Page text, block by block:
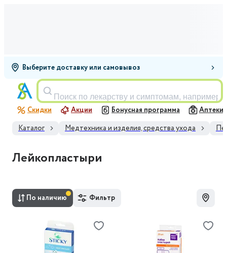
Выберите доставку или самовывоз
Поиск по лекарству и симптомам, например,
Скидки Акции Бонусная программа Аптеки
Каталог Медтехника и изделия, средства ухода
Лейкопластыри
По наличию Фильтр